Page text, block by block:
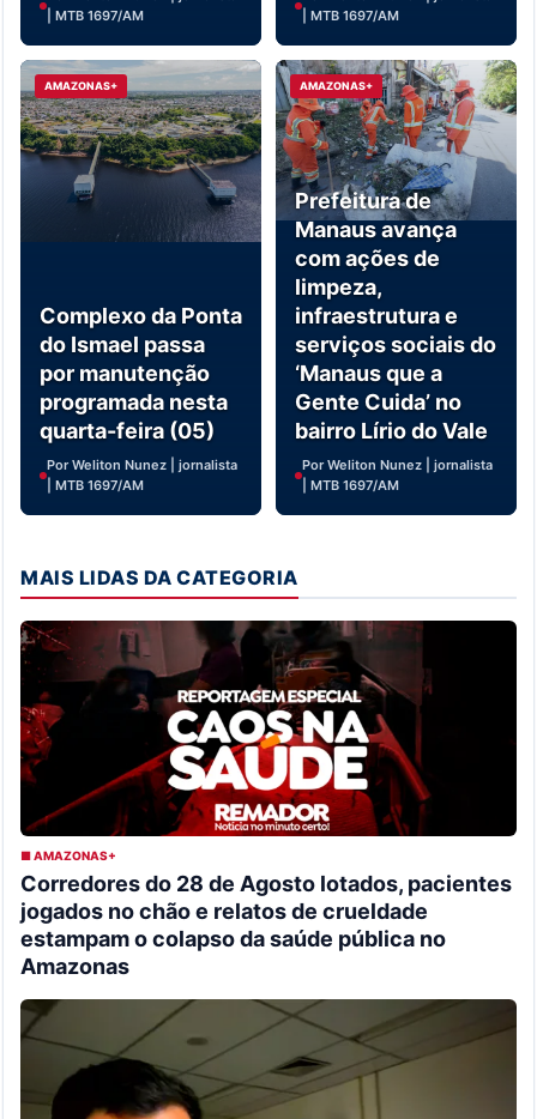
| MTB 1697/AM
| MTB 1697/AM
AMAZONAS+
Complexo da Ponta
do Ismael passa
por manutenção
programada nesta
quarta-feira (05)
Por Weliton Nunez | jornalista
| MTB 1697/AM
AMAZONAS+
Prefeitura de
Manaus avança
com ações de
limpeza,
infraestrutura e
serviços sociais do
‘Manaus que a
Gente Cuida’ no
bairro Lírio do Vale
Por Weliton Nunez | jornalista
| MTB 1697/AM
MAIS LIDAS DA CATEGORIA
■ AMAZONAS+
Corredores do 28 de Agosto lotados, pacientes
jogados no chão e relatos de crueldade
estampam o colapso da saúde pública no
Amazonas